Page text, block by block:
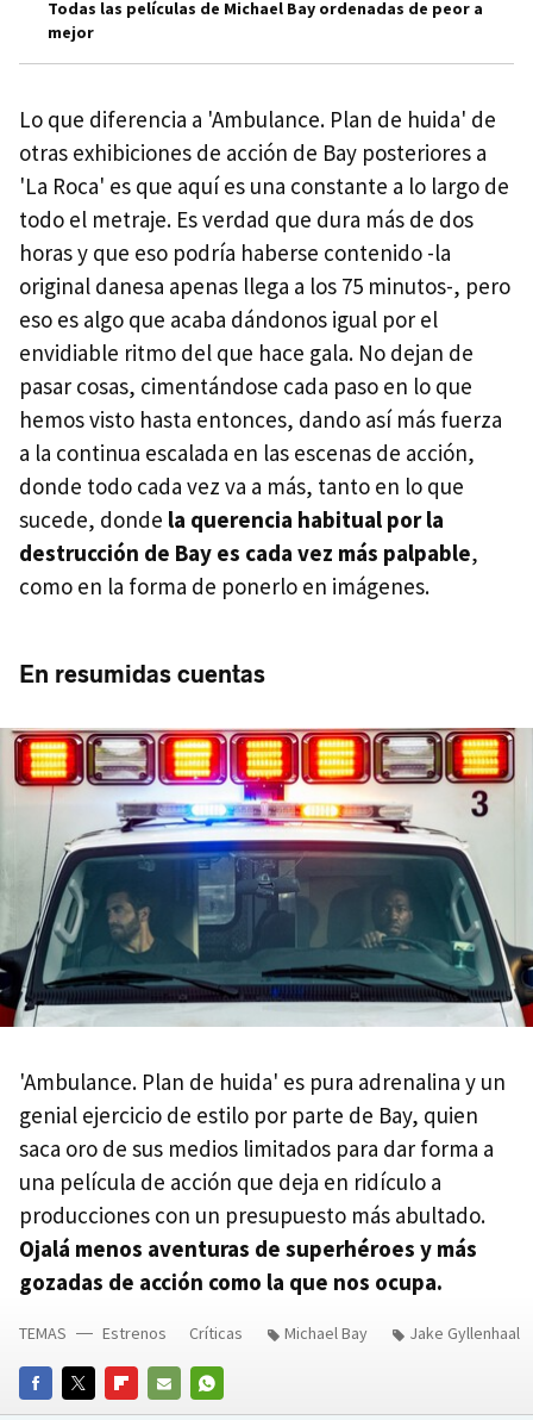
Todas las películas de Michael Bay ordenadas de peor a
mejor
Lo que diferencia a 'Ambulance. Plan de huida' de
otras exhibiciones de acción de Bay posteriores a
'La Roca' es que aquí es una constante a lo largo de
todo el metraje. Es verdad que dura más de dos
horas y que eso podría haberse contenido -la
original danesa apenas llega a los 75 minutos-, pero
eso es algo que acaba dándonos igual por el
envidiable ritmo del que hace gala. No dejan de
pasar cosas, cimentándose cada paso en lo que
hemos visto hasta entonces, dando así más fuerza
a la continua escalada en las escenas de acción,
donde todo cada vez va a más, tanto en lo que
sucede, donde la querencia habitual por la
destrucción de Bay es cada vez más palpable,
como en la forma de ponerlo en imágenes.
En resumidas cuentas
'Ambulance. Plan de huida' es pura adrenalina y un
genial ejercicio de estilo por parte de Bay, quien
saca oro de sus medios limitados para dar forma a
una película de acción que deja en ridículo a
producciones con un presupuesto más abultado.
Ojalá menos aventuras de superhéroes y más
gozadas de acción como la que nos ocupa.
FACEBOOKTWITTERFLIPBOARD
E-
WHATSAPP
TEMAS Estrenos Críticas Michael Bay Jake Gyllenhaal